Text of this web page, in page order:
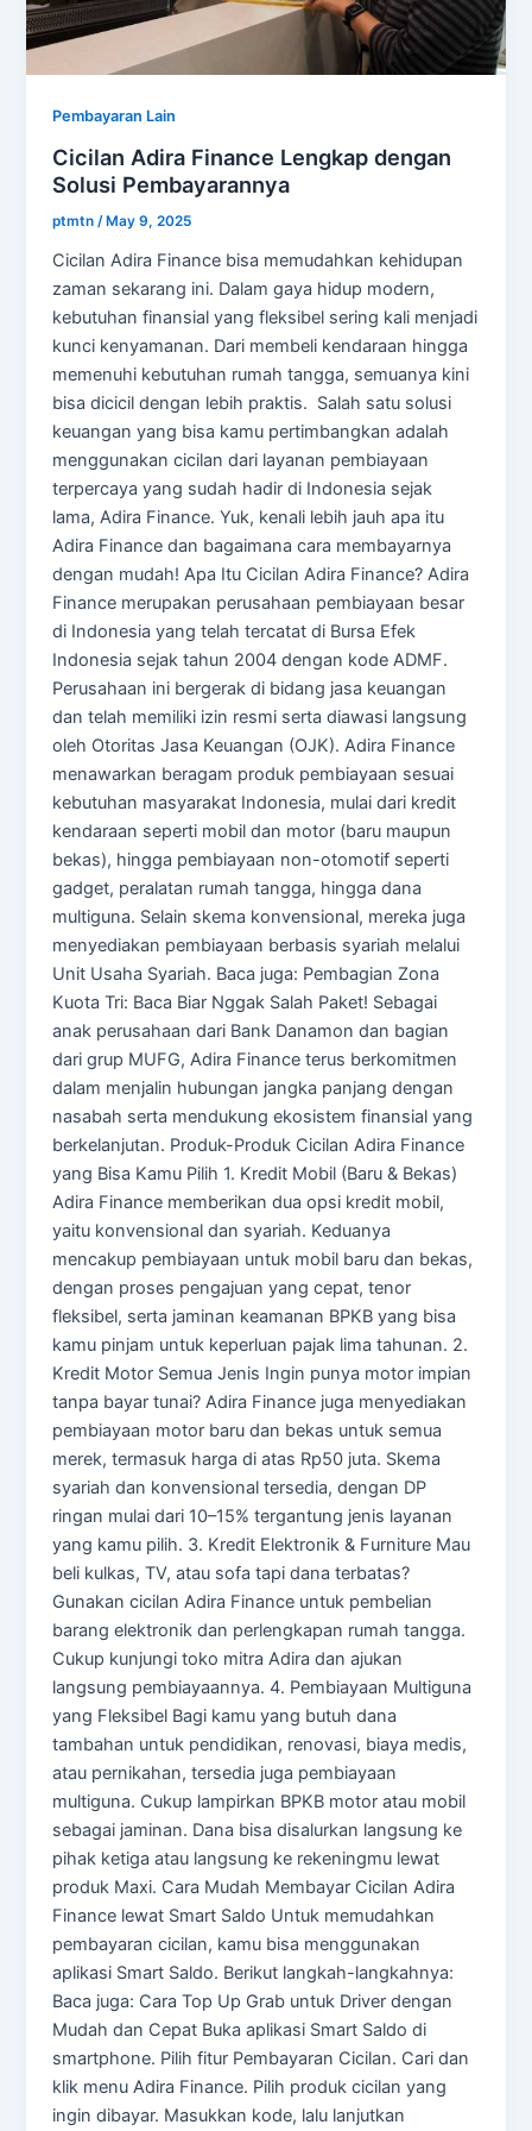
Pembayaran Lain
Cicilan Adira Finance Lengkap dengan
Solusi Pembayarannya
ptmtn/ May 9, 2025
Cicilan Adira Finance bisa memudahkan kehidupan
zaman sekarang ini. Dalam gaya hidup modern,
kebutuhan finansial yang fleksibel sering kali menjadi
kunci kenyamanan. Dari membeli kendaraan hingga
memenuhi kebutuhan rumah tangga, semuanya kini
bisa dicicil dengan lebih praktis. Salah satu solusi
keuangan yang bisa kamu pertimbangkan adalah
menggunakan cicilan dari layanan pembiayaan
terpercaya yang sudah hadir di Indonesia sejak
lama, Adira Finance. Yuk, kenali lebih jauh apa itu
Adira Finance dan bagaimana cara membayarnya
dengan mudah! Apa Itu Cicilan Adira Finance? Adira
Finance merupakan perusahaan pembiayaan besar
di Indonesia yang telah tercatat di Bursa Efek
Indonesia sejak tahun 2004 dengan kode ADMF.
Perusahaan ini bergerak di bidang jasa keuangan
dan telah memiliki izin resmi serta diawasi langsung
oleh Otoritas Jasa Keuangan (OJK). Adira Finance
menawarkan beragam produk pembiayaan sesuai
kebutuhan masyarakat Indonesia, mulai dari kredit
kendaraan seperti mobil dan motor (baru maupun
bekas), hingga pembiayaan non-otomotif seperti
gadget, peralatan rumah tangga, hingga dana
multiguna. Selain skema konvensional, mereka juga
menyediakan pembiayaan berbasis syariah melalui
Unit Usaha Syariah. Baca juga: Pembagian Zona
Kuota Tri: Baca Biar Nggak Salah Paket! Sebagai
anak perusahaan dari Bank Danamon dan bagian
dari grup MUFG, Adira Finance terus berkomitmen
dalam menjalin hubungan jangka panjang dengan
nasabah serta mendukung ekosistem finansial yang
berkelanjutan. Produk-Produk Cicilan Adira Finance
yang Bisa Kamu Pilih 1. Kredit Mobil (Baru & Bekas)
Adira Finance memberikan dua opsi kredit mobil,
yaitu konvensional dan syariah. Keduanya
mencakup pembiayaan untuk mobil baru dan bekas,
dengan proses pengajuan yang cepat, tenor
fleksibel, serta jaminan keamanan BPKB yang bisa
kamu pinjam untuk keperluan pajak lima tahunan. 2.
Kredit Motor Semua Jenis Ingin punya motor impian
tanpa bayar tunai? Adira Finance juga menyediakan
pembiayaan motor baru dan bekas untuk semua
merek, termasuk harga di atas Rp50 juta. Skema
syariah dan konvensional tersedia, dengan DP
ringan mulai dari 10–15% tergantung jenis layanan
yang kamu pilih. 3. Kredit Elektronik & Furniture Mau
beli kulkas, TV, atau sofa tapi dana terbatas?
Gunakan cicilan Adira Finance untuk pembelian
barang elektronik dan perlengkapan rumah tangga.
Cukup kunjungi toko mitra Adira dan ajukan
langsung pembiayaannya. 4. Pembiayaan Multiguna
yang Fleksibel Bagi kamu yang butuh dana
tambahan untuk pendidikan, renovasi, biaya medis,
atau pernikahan, tersedia juga pembiayaan
multiguna. Cukup lampirkan BPKB motor atau mobil
sebagai jaminan. Dana bisa disalurkan langsung ke
pihak ketiga atau langsung ke rekeningmu lewat
produk Maxi. Cara Mudah Membayar Cicilan Adira
Finance lewat Smart Saldo Untuk memudahkan
pembayaran cicilan, kamu bisa menggunakan
aplikasi Smart Saldo. Berikut langkah-langkahnya:
Baca juga: Cara Top Up Grab untuk Driver dengan
Mudah dan Cepat Buka aplikasi Smart Saldo di
smartphone. Pilih fitur Pembayaran Cicilan. Cari dan
klik menu Adira Finance. Pilih produk cicilan yang
ingin dibayar. Masukkan kode, lalu lanjutkan